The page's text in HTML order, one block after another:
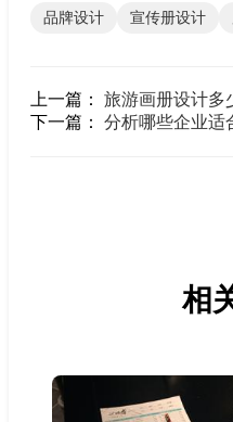
品牌设计 宣传册设计
上一篇： 旅游画册设计多
下一篇： 分析哪些企业适
相